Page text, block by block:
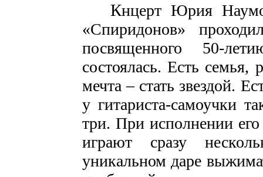
Кнцерт Юрия
«Спиридонов»
посвященного 50-
состоялась. Есть семья,
мечта – стать звездой.
у гитариста-самоучки
три. При исполнении
играют сразу
уникальном даре